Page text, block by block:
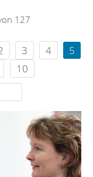
127
3 4
5
10